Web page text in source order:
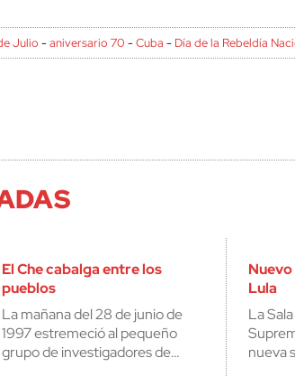
Julio -aniversario 70 -Cuba - Día de la Rebeldía
El Che cabalga entre los
pueblos
La mañana del 28 de junio de
1997 estremeció al pequeño
grupo de investigadores de…
Lula
La
nueva